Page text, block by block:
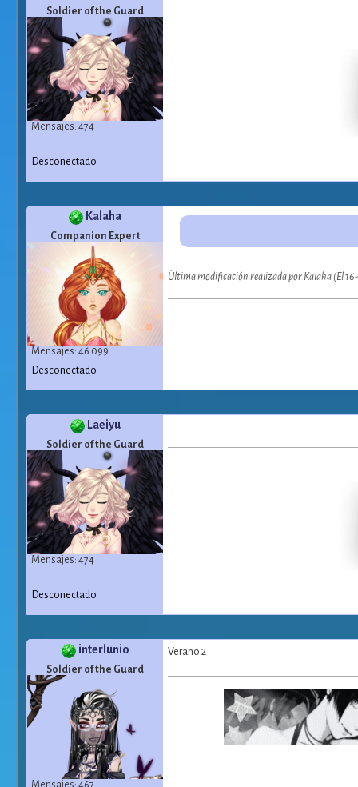
Soldier of the Guard
Mensajes: 474
Desconectado
Kalaha
Companion Expert
Mensajes: 46 099
Última modificación realizada por Kalaha (El
Desconectado
Laeiyu
Soldier of the Guard
Mensajes: 474
Desconectado
interlunio
Soldier of the Guard
Mensajes: 467
Verano 2